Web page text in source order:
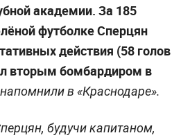
академии. За 185
футболке Сперцян
действия (58 голов
вторым бомбардиром в
напомнили в «Краснодаре».
будучи капитаном,